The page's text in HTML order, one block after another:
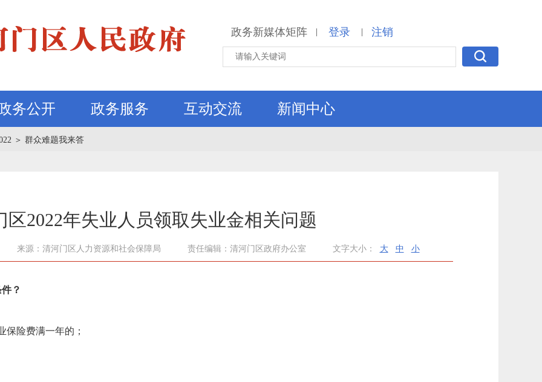
政务新媒体矩阵 | 登录 | 注销
务公开 政务服务 互动交流 新闻中心
＞ 群众难题我来答
区2022年失业人员领取失业金相关问题
来源：清河门区人力资源和社会保障局 责任编辑：清河门区政府办公室 文字大小： 大 中 小
？
保险费满一年的；